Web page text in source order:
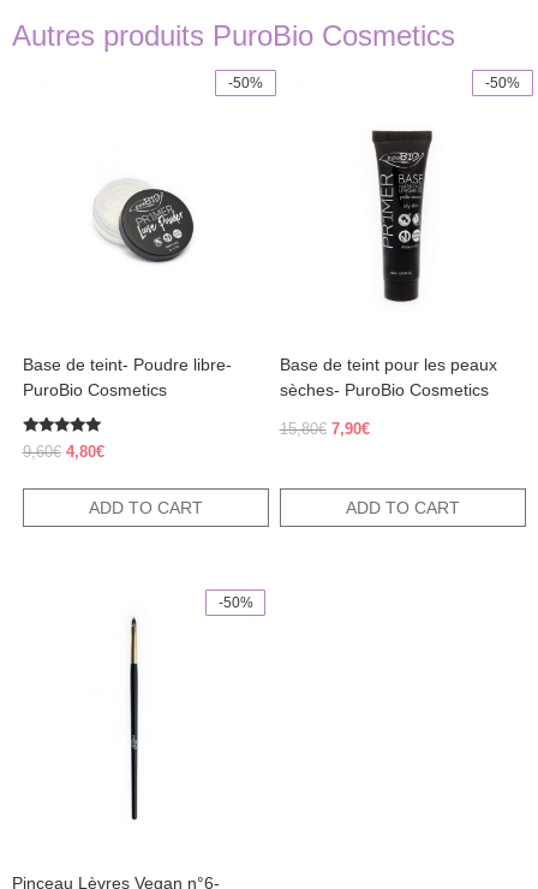
Autres produits PuroBio Cosmetics
-50%
Base de teint- Poudre libre-
PuroBio Cosmetics
Rated
5.00
9,60€ Original
9,60€.
4,80€Current
4,80€.
ADD TO CART
-50%
Base de teint pour les peaux
sèches- PuroBio Cosmetics
15,80€ Original
7,90€Current
ADD TO CART
-50%
Pinceau Lèvres Vegan n°6-